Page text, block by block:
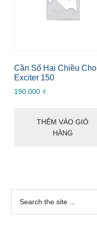
Cần Số Hai Chiều Cho
Exciter 150
190.000 ₫
THÊM VÀO GIỎ
HÀNG
Sidebar
chính